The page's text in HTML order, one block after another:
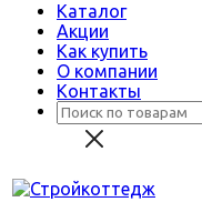
Каталог
Акции
Как купить
О компании
Контакты